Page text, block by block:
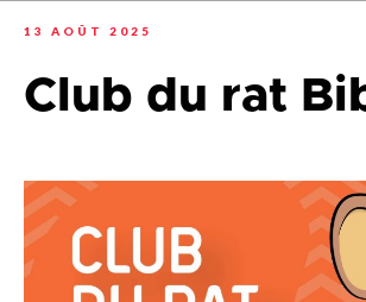
13 AOÛT 2025
Club du rat